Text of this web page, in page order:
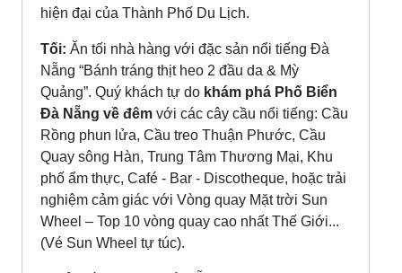
hiện đại của Thành Phố Du Lịch.
Tối: Ăn tối nhà hàng với đặc sản nổi tiếng Đà
Nẵng “Bánh tráng thịt heo 2 đầu da & Mỳ
Quảng”. Quý khách tự do khám phá Phố Biển
Đà Nẵng về đêm với các cây cầu nổi tiếng: Cầu
Rồng phun lửa, Cầu treo Thuận Phước, Cầu
Quay sông Hàn, Trung Tâm Thương Mại, Khu
phố ẩm thực, Café - Bar - Discotheque, hoặc trải
nghiệm cảm giác với Vòng quay Mặt trời Sun
Wheel – Top 10 vòng quay cao nhất Thế Giới...
(Vé Sun Wheel tự túc).